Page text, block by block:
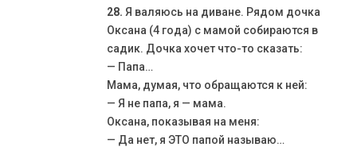
28. Я валяюсь на диване. Рядом дочка
Оксана (4 года) с мамой собираются в
садик. Дочка хочет что-то сказать:
— Папа…
Мама, думая, что обращаются к ней:
— Я не папа, я — мама.
Оксана, показывая на меня:
— Да нет, я ЭТО папой называю…